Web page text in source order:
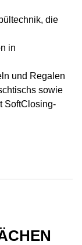
die
in
und Regalen
sowie
SoftClosing-